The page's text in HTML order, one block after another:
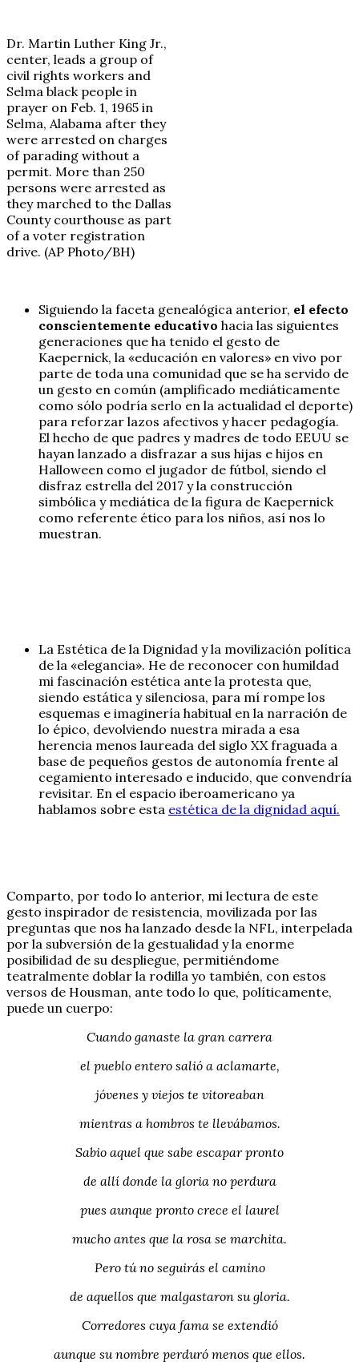
Dr. Martin Luther King Jr.,
center, leads a group of
civil rights workers and
Selma black people in
prayer on Feb. 1, 1965 in
Selma, Alabama after they
were arrested on charges
of parading without a
permit. More than 250
persons were arrested as
they marched to the Dallas
County courthouse as part
of a voter registration
drive. (AP Photo/BH)
Siguiendo la faceta genealógica anterior, el efecto
conscientemente educativo hacia las siguientes
generaciones que ha tenido el gesto de
Kaepernick, la «educación en valores» en vivo por
parte de toda una comunidad que se ha servido de
un gesto en común (amplificado mediáticamente
como sólo podría serlo en la actualidad el deporte)
para reforzar lazos afectivos y hacer pedagogía.
El hecho de que padres y madres de todo EEUU se
hayan lanzado a disfrazar a sus hijas e hijos en
Halloween como el jugador de fútbol, siendo el
disfraz estrella del 2017 y la construcción
simbólica y mediática de la figura de Kaepernick
como referente ético para los niños, así nos lo
muestran.
La Estética de la Dignidad y la movilización política
de la «elegancia». He de reconocer con humildad
mi fascinación estética ante la protesta que,
siendo estática y silenciosa, para mí rompe los
esquemas e imaginería habitual en la narración de
lo épico, devolviendo nuestra mirada a esa
herencia menos laureada del siglo XX fraguada a
base de pequeños gestos de autonomía frente al
cegamiento interesado e inducido, que convendría
revisitar. En el espacio iberoamericano ya
hablamos sobre esta estética de la dignidad aquí.
Comparto, por todo lo anterior, mi lectura de este
gesto inspirador de resistencia, movilizada por las
preguntas que nos ha lanzado desde la NFL, interpelada
por la subversión de la gestualidad y la enorme
posibilidad de su despliegue, permitiéndome
teatralmente doblar la rodilla yo también, con estos
versos de Housman, ante todo lo que, políticamente,
puede un cuerpo:
Cuando ganaste la gran carrera
el pueblo entero salió a aclamarte,
jóvenes y viejos te vitoreaban
mientras a hombros te llevábamos.
Sabio aquel que sabe escapar pronto
de allí donde la gloria no perdura
pues aunque pronto crece el laurel
mucho antes que la rosa se marchita.
Pero tú no seguirás el camino
de aquellos que malgastaron su gloria.
Corredores cuya fama se extendió
aunque su nombre perduró menos que ellos.